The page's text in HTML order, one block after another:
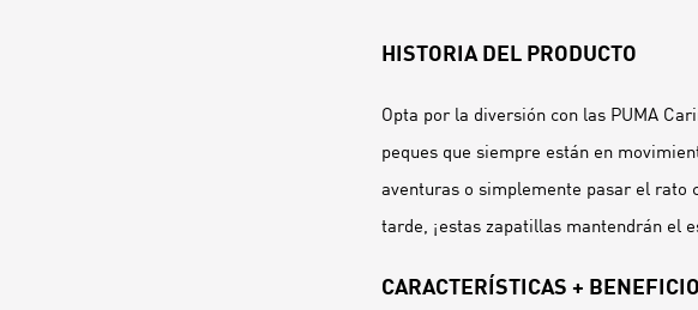
HISTORIA DEL PRODUCTO
Opta por la diversión con las PUMA
peques que siempre están en
aventuras o simplemente pasar el rato
tarde, ¡estas zapatillas mantendrán el
CARACTERÍSTICAS +